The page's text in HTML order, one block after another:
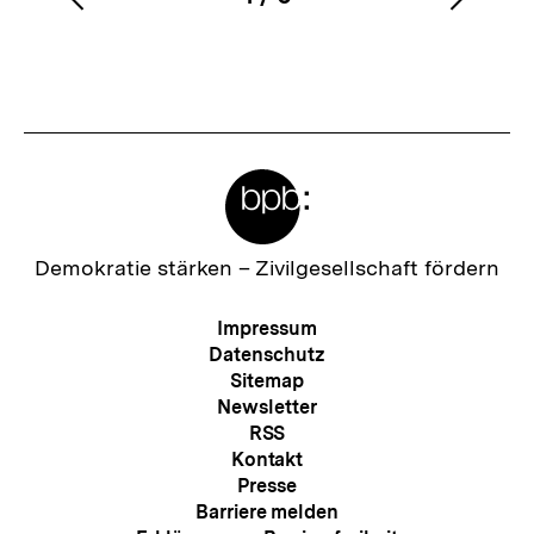
Karussellinhalt
von
Vorherigen
Zur
Demokratie stärken – Zivilgesellschaft fördern
Meta-
Navigation
Impressum
Datenschutz
Sitemap
Newsletter
RSS
Kontakt
Presse
Barriere melden